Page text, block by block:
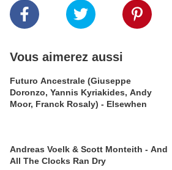
Vous aimerez aussi
Futuro Ancestrale (Giuseppe
Doronzo, Yannis Kyriakides, Andy
Moor, Franck Rosaly) - Elsewhen
Andreas Voelk & Scott Monteith - And
All The Clocks Ran Dry